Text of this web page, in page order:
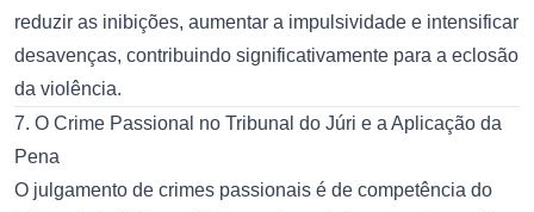
reduzir as inibições, aumentar a impulsividade e intensificar
desavenças, contribuindo significativamente para a eclosão
da violência.
7. O Crime Passional no Tribunal do Júri e a Aplicação da
Pena
O julgamento de crimes passionais é de competência do